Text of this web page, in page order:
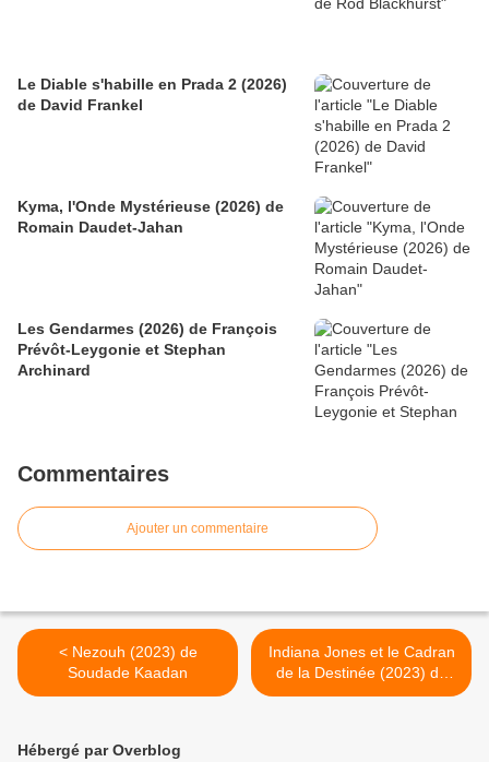
Le Diable s'habille en Prada 2 (2026)
de David Frankel
Kyma, l'Onde Mystérieuse (2026) de
Romain Daudet-Jahan
Les Gendarmes (2026) de François
Prévôt-Leygonie et Stephan
Archinard
Commentaires
Ajouter un commentaire
< Nezouh (2023) de
Soudade Kaadan
Indiana Jones et le Cadran
de la Destinée (2023) de
James Mangold >
Hébergé par Overblog